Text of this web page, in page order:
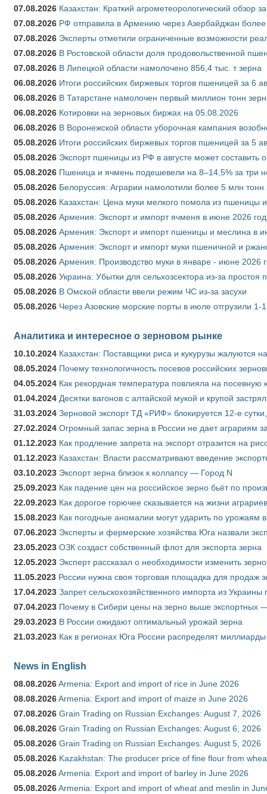
07.08.2026 Казахстан: Краткий агрометеорологический обзор
07.08.2026 РФ отправила в Армению через Азербайджан более
07.08.2026 Эксперты отметили ограниченные возможности
07.08.2026 В Ростовской области доля продовольственной
07.08.2026 В Липецкой области намолочено 856,4 тыс. т зерна
06.08.2026 Итоги российских биржевых торгов пшеницей за 6
06.08.2026 В Татарстане намолочен первый миллион тонн
06.08.2026 Котировки на зерновых биржах на 05.08.2026
06.08.2026 В Воронежской области уборочная кампания
05.08.2026 Итоги российских биржевых торгов пшеницей за 5
05.08.2026 Экспорт пшеницы из РФ в августе может составить
05.08.2026 Пшеница и ячмень подешевели на 8–14,5% за три
05.08.2026 Белоруссия: Аграрии намолотили более 5 млн тонн
05.08.2026 Казахстан: Цена муки мелкого помола из пшеницы
05.08.2026 Армения: Экспорт и импорт ячменя в июне 2026
05.08.2026 Армения: Экспорт и импорт пшеницы и меслина в
05.08.2026 Армения: Экспорт и импорт муки пшеничной и
05.08.2026 Армения: Производство муки в январе - июне 2026
05.08.2026 Украина: Убытки для сельхозсектора из-за простоя
05.08.2026 В Омской области ввели режим ЧС из-за засухи
05.08.2026 Через Азовские морские порты в июле отгрузили
Аналитика и интересное о зерновом рынке
10.10.2024 Казахстан: Поставщики риса и кукурузы жалуются
08.05.2024 Почему технологичность посевов российских
04.05.2024 Как рекордная температура повлияла на
01.04.2024 Десятки вагонов с алтайской мукой и крупой
31.03.2024 Зерновой экспорт ТД «РИФ» блокируется 12-е
27.02.2024 Огромный запас зерна в России не дает аграриям
01.12.2023 Как продление запрета на экспорт отразится на
01.12.2023 Казахстан: Власти рассматривают введение
03.10.2023 Экспорт зерна близок к коллапсу — Город N
25.09.2023 Как падение цен на российское зерно бьёт по
22.09.2023 Как дорогое горючее сказывается на жизни аграриев
15.08.2023 Как погодные аномалии могут ударить по урожаям
07.06.2023 Эксперты и фермерские хозяйства Юга назвали
23.05.2023 ОЗК создаст собственный флот для экспорта зерна
12.05.2023 Эксперт рассказал о необходимости изменить
11.05.2023 России нужна своя торговая площадка для продаж
17.04.2023 Запрет сельскохозяйственного импорта из
07.04.2023 Почему в Сибири цены на зерно выше экспортных
29.03.2023 В России ожидают оптимальный урожай зерна
21.03.2023 Как в регионах Юга России распределят
News in English
08.08.2026Armenia: Export and import of rice in June 2026
08.08.2026Armenia: Export and import of maize in June 2026
07.08.2026 Grain Trading on Russian Exchanges: August 7, 2026
06.08.2026 Grain Trading on Russian Exchanges: August 6, 2026
05.08.2026 Grain Trading on Russian Exchanges: August 5, 2026
05.08.2026 Kazakhstan: The producer price of fine flour from
05.08.2026Armenia: Export and import of barley in June 2026
05.08.2026Armenia: Export and import of wheat and meslin in